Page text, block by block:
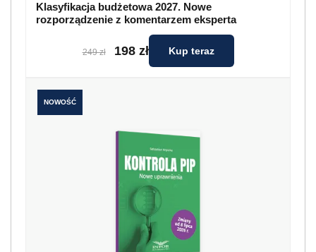
Klasyfikacja budżetowa 2027. Nowe
rozporządzenie z komentarzem eksperta
249 zł 198 zł Kup teraz
NOWOŚĆ